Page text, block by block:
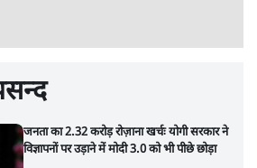
जनता का 2.32 करोड़ रोज़ाना खर्चः योगी सरकार ने
विज्ञापनों पर उड़ाने में मोदी 3.0 को भी पीछे छोड़ा